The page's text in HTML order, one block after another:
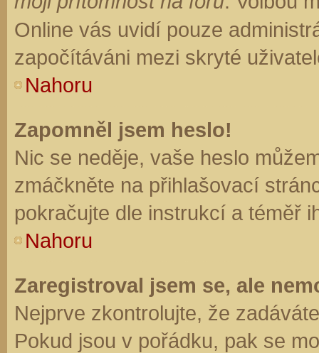
Online vás uvidí pouze
započítáváni mezi skryté
Nahoru
Zapomněl jsem heslo!
Nic se neděje, vaše heslo
zmáčkněte na přihlašovací
pokračujte dle instrukcí a téměř
Nahoru
Zaregistroval jsem se, ale
Nejprve zkontrolujte, že
Pokud jsou v pořádku, pak se